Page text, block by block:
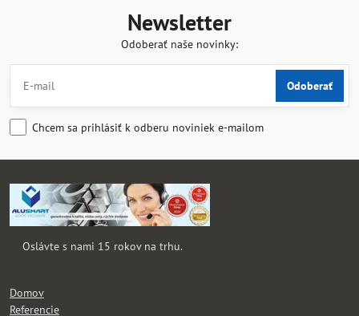
Newsletter
Odoberať naše novinky:
Odoberať
Chcem sa prihlásiť k odberu noviniek e-mailom
Oslávte s nami 15 rokov na trhu.
Domov
Referencie